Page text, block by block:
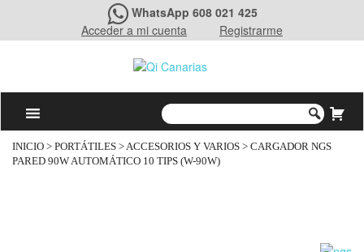
WhatsApp 608 021 425
Acceder a mi cuenta
Registrarme
INICIO > PORTÁTILES >ACCESORIOS Y VARIOS > CARGADOR NGS
PARED 90W AUTOMÁTICO 10 TIPS (W-90W)